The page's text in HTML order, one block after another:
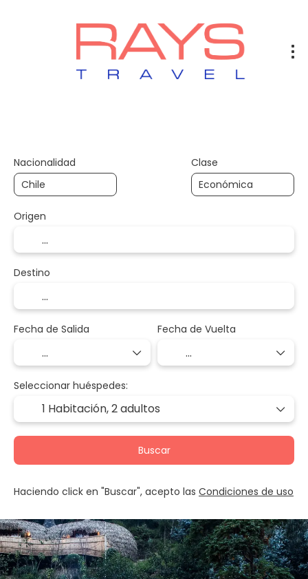
Nacionalidad Clase
Origen
Destino
Fecha de Salida Fecha de Vuelta
Seleccionar huéspedes:
1 Habitación,2 adultos
Buscar
Haciendo click en "Buscar", acepto las Condiciones de uso